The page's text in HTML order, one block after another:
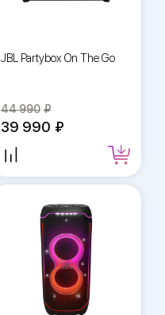
JBL Partybox On The Go
44 990
39 990